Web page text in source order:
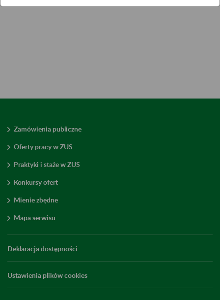
Zamówienia publiczne
Oferty pracy w ZUS
Praktyki i staże w ZUS
Konkursy ofert
Mienie zbędne
Mapa serwisu
Deklaracja dostępności
Ustawienia plików cookies